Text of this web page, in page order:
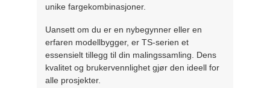
unike fargekombinasjoner.
Uansett om du er en nybegynner eller en
erfaren modellbygger, er TS-serien et
essensielt tillegg til din malingssamling. Dens
kvalitet og brukervennlighet gjør den ideell for
alle prosjekter.